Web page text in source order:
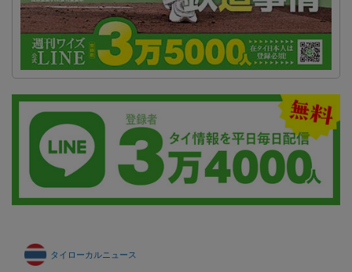
タイローカルニュース